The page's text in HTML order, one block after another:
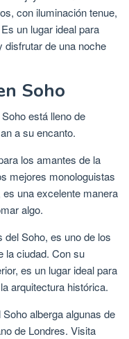
con iluminación tenue,
un lugar ideal para
disfrutar de una noche
Soho
está lleno de
a su encanto.
los amantes de la
mejores monologuistas
una excelente manera
algo.
del Soho, es uno de los
la ciudad. Con su
es un lugar ideal para
arquitectura histórica.
alberga algunas de
de Londres. Visita